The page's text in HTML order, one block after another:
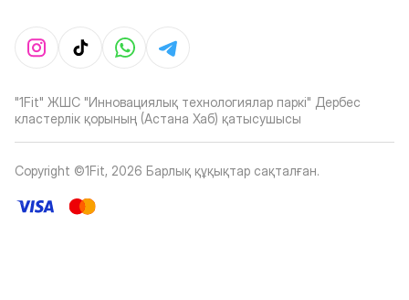
"1Fit" ЖШС "Инновациялық технологиялар паркі" Дербес
кластерлік қорының (Астана Хаб) қатысушысы
Copyright ©1Fit, 2026 Барлық құқықтар сақталған.